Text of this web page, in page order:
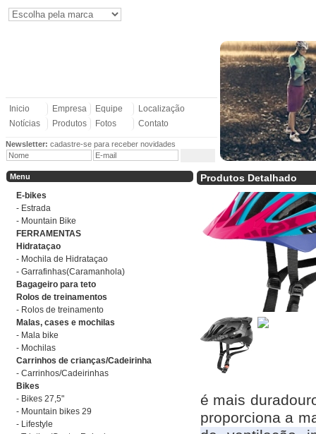
Inicio Empresa Equipe
Localização
Notícias
Produtos Fotos Contato
Newsletter: cadastre-se para receber novidades
Menu
E-bikes
- Estrada
- Mountain Bike
FERRAMENTAS
Hidrataçao
- Mochila de Hidrataçao
- Garrafinhas(Caramanhola)
Bagageiro para teto
Rolos de treinamentos
- Rolos de treinamento
Malas, cases e mochilas
- Mala bike
- Mochilas
Carrinhos de crianças/Cadeirinha
- Carrinhos/Cadeirinhas
Bikes
- Bikes 27,5"
- Mountain bikes 29
- Lifestyle
Produtos Detalhado
é mais
proporciona a